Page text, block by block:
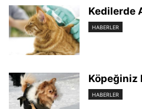
Kedilerde
HABERLER
Köpeğiniz
HABERLER